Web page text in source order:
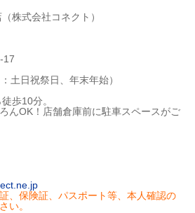
株式会社コネクト）
17
土日祝祭日、年末年始）
歩10分。
んOK！店舗倉庫前に駐車スペースがご
、保険証、パスポート等、本人確認の
い。